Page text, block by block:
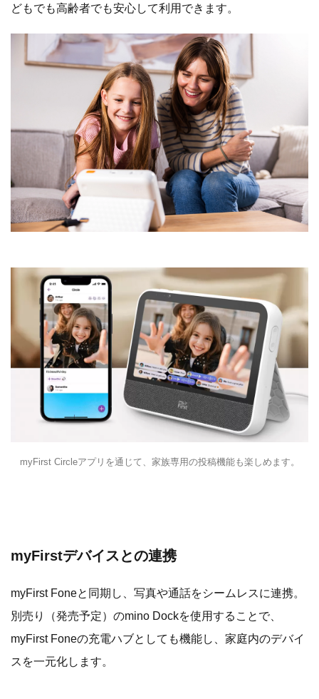
どもでも高齢者でも安心して利用できます。
myFirst Circleアプリを通じて、家族専用の投稿機能も楽しめます。
myFirstデバイスとの連携
myFirst Foneと同期し、写真や通話をシームレスに連携。
別売り（発売予定）のmino Dockを使用することで、
myFirst Foneの充電ハブとしても機能し、家庭内のデバイ
スを一元化します。